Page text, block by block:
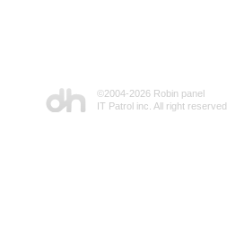
©2004-2026 Robin panel
IT Patrol inc. All right reserved.